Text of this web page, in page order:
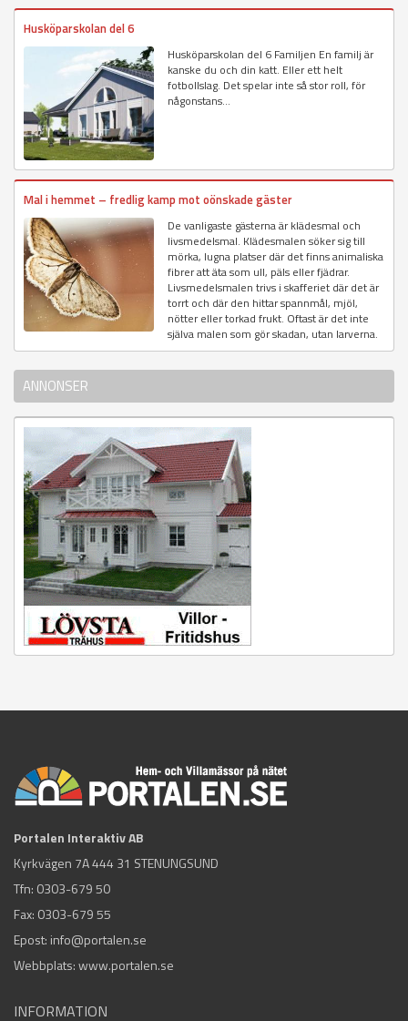
Husköparskolan del 6
Husköparskolan del 6 Familjen En familj är
kanske du och din katt. Eller ett helt
fotbollslag. Det spelar inte så stor roll, för
någonstans...
Mal i hemmet – fredlig kamp mot oönskade gäster
De vanligaste gästerna är klädesmal och
livsmedelsmal. Klädesmalen söker sig till
mörka, lugna platser där det finns animaliska
fibrer att äta som ull, päls eller fjädrar.
Livsmedelsmalen trivs i skafferiet där det är
torrt och där den hittar spannmål, mjöl,
nötter eller torkad frukt. Oftast är det inte
själva malen som gör skadan, utan larverna.
ANNONSER
Portalen Interaktiv AB
Kyrkvägen 7A 444 31 STENUNGSUND
Tfn: 0303-679 50
Fax: 0303-679 55
Epost: info@portalen.se
Webbplats: www.portalen.se
INFORMATION